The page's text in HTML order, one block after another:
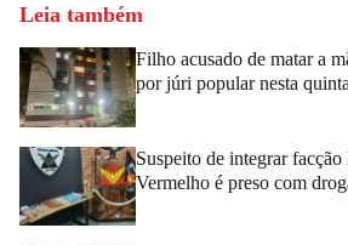
Leia também
Filho acusado de matar a
por júri popular nesta
Suspeito de integrar
Vermelho é preso com